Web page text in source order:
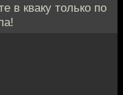
в кваку только по